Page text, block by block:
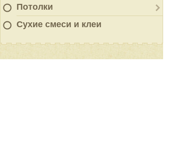
Потолки
Сухие смеси и клеи